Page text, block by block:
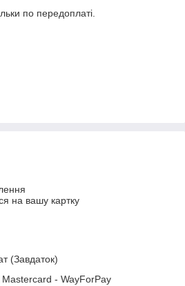
по передоплаті.
на вашу картку
(Завдаток)
- WayForPay